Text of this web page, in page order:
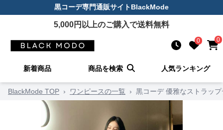
黒コーデ専門通販サイトBlackMode
5,000円以上のご購入で送料無料
0 0
新着商品 商品を検索 人気ランキング
BlackMode TOP › ワンピースの一覧 › 黒コーデ 優雅なストラッ